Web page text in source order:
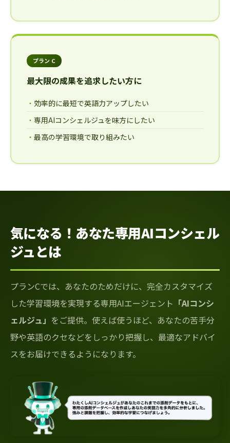
プラン C
最大限の成果を追求したい方に
効率的に最短で英語力アップしたい
専用AIコンシェルジュを味方にしたい
最高の学習環境で取り組みたい
気になる！あなた専用AIコンシェル
ジュとは
プランCでは、あなたのためだけに、完全カスタマイズ
した学習環境を実現する専用AIエージェント 「AIコンシ
ェルジュ」 をご提供。使えば使うほど、あなたの苦手分
野や英語のクセなどをしっかり把握し、最適なアドバイ
スをお届けできるようになります。